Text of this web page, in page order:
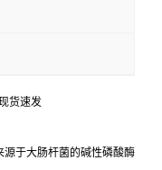
货速发
于大肠杆菌的碱性磷酸酶